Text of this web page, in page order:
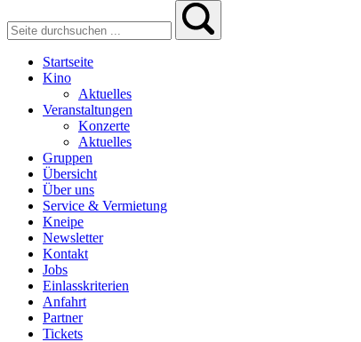
Startseite
Kino
Aktuelles
Veranstaltungen
Konzerte
Aktuelles
Gruppen
Übersicht
Über uns
Service & Vermietung
Kneipe
Newsletter
Kontakt
Jobs
Einlasskriterien
Anfahrt
Partner
Tickets